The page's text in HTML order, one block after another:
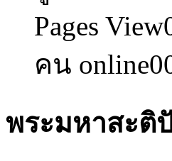
Pages View
คน online
พระมหาสะติ